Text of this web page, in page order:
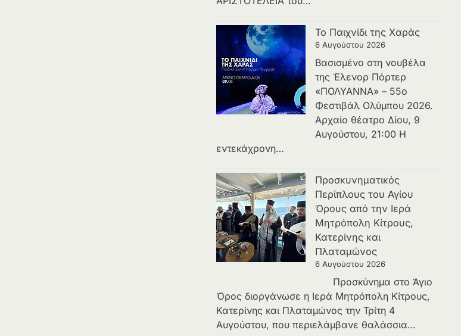
Το Παιχνίδι της Χαράς
6 Αυγούστου 2026
Βασισμένο στη νουβέλα
της Έλενορ Πόρτερ
«ΠΟΛΥΑΝΝΑ» – 55ο
Φεστιβάλ Ολύμπου 2026.
Αρχαίο θέατρο Δίου, 9
Αυγούστου, 21:00 Η
εντεκάχρονη…
Προσκυνηματικός
Περίπλους του Αγίου
Όρους από την Ιερά
Μητρόπολη Κίτρους,
Κατερίνης και
Πλαταμώνος
6 Αυγούστου 2026
Προσκύνημα στο Άγιο
Όρος διοργάνωσε η Ιερά Μητρόπολη Κίτρους,
Κατερίνης και Πλαταμώνος την Τρίτη 4
Αυγούστου, που περιελάμβανε θαλάσσια…